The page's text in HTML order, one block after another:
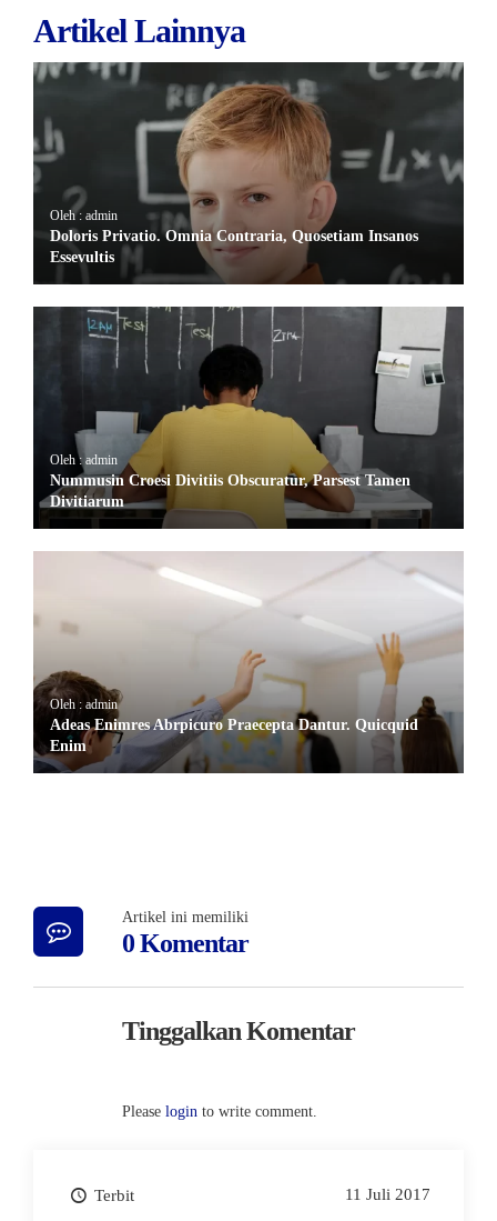
Artikel Lainnya
Oleh : admin
Doloris Privatio. Omnia Contraria, Quosetiam Insanos
Essevultis
Oleh : admin
Nummusin Croesi Divitiis Obscuratur, Parsest Tamen
Divitiarum
Oleh : admin
Adeas Enimres Abrpicuro Praecepta Dantur. Quicquid
Enim
Artikel ini memiliki
0 Komentar
Tinggalkan Komentar
Please login to write comment.
Terbit 11 Juli 2017